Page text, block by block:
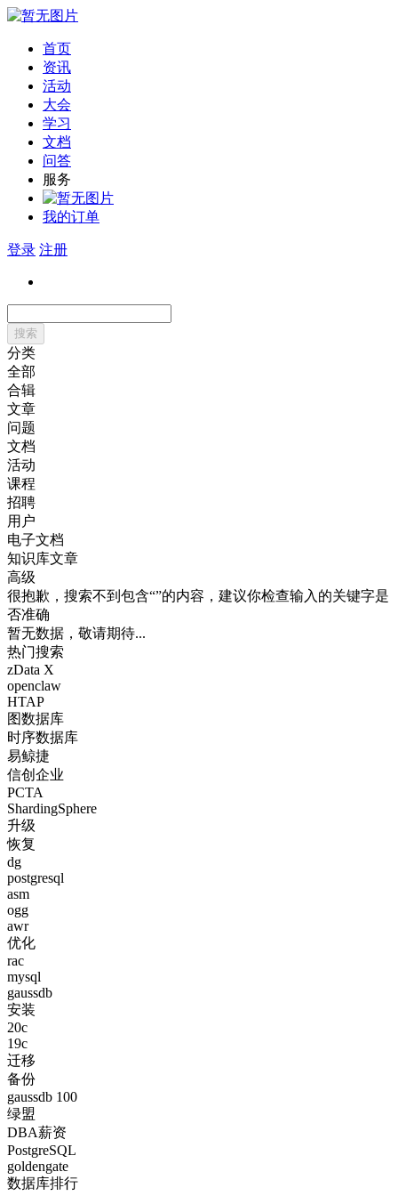
首页
资讯
活动
大会
学习
文档
问答
服务
我的订单
登录 注册
搜索
分类
全部
合辑
文章
问题
文档
活动
课程
招聘
用户
电子文档
知识库文章
高级
很抱歉，搜索不到包含“”的内容，建议你检查输入的关键字是
否准确
暂无数据，敬请期待...
热门搜索
zData X
openclaw
HTAP
图数据库
时序数据库
易鲸捷
信创企业
PCTA
ShardingSphere
升级
恢复
dg
postgresql
asm
ogg
awr
优化
rac
mysql
gaussdb
安装
20c
19c
迁移
备份
gaussdb 100
绿盟
DBA薪资
PostgreSQL
goldengate
数据库排行